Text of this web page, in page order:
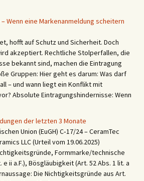
Wenn eine Markenanmeldung scheitern
hofft auf Schutz und Sicherheit. Doch
akzeptiert. Rechtliche Stolperfallen, die
bekannt sind, machen die Eintragung
Gruppen: Hier geht es darum: Was darf
– und wann liegt ein Konflikt mit
Absolute Eintragungshindernisse: Wenn
der letzten 3 Monate
Union (EuGH) C‑17/24 – CeramTec
LLC (Urteil vom 19.06.2025)
Formmarke/technische
e ii a.F.), Bösgläubigkeit (Art. 52 Abs. 1 lit. a
Die Nichtigkeitsgründe aus Art.